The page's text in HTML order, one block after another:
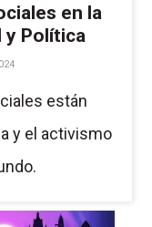
en la
y Política
están
y el activismo